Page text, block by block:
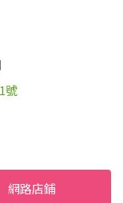
號
網路店鋪